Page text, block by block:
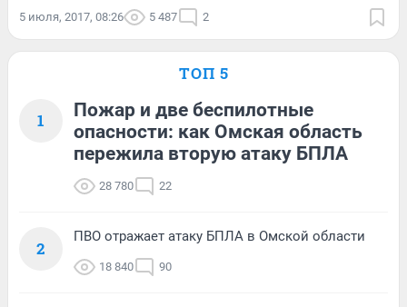
5 июля, 2017, 08:26 5 487 2
ТОП 5
1
Пожар и две беспилотные
опасности: как Омская область
пережила вторую атаку БПЛА
28 780 22
2
ПВО отражает атаку БПЛА в Омской области
18 840 90